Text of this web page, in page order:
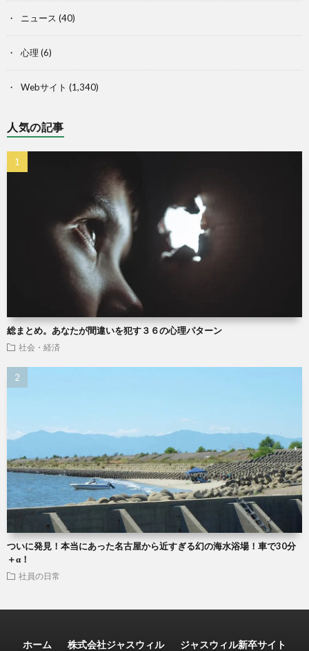
ニュース (40)
心理 (6)
Webサイト (1,340)
人気の記事
総まとめ。あなたが間違いを犯す３６の心理パターン
社会・経済
ついに発見！本当にあった名古屋から近すぎる幻の海水浴場！車で30分
＋α！
社員の日常
ホーム 株式会社ジャスウィル ジャスウィル新卒サイト